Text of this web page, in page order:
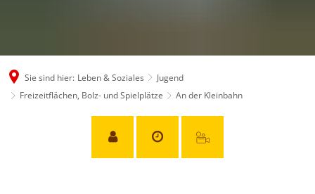
Sie sind hier: Leben & Soziales
Jugend
Freizeitflächen, Bolz- und Spielplätze
An der Kleinbahn